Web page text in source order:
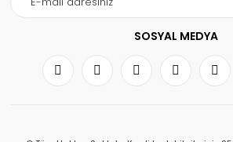
SOSYAL MEDYA